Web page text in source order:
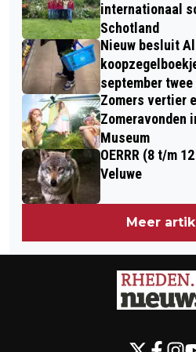
internationaal
Schotland
Nieuw besluit
september
Zomers vertier
Zomeravonden
Museum
OERRR (8 t/m
Veluwe
Meer